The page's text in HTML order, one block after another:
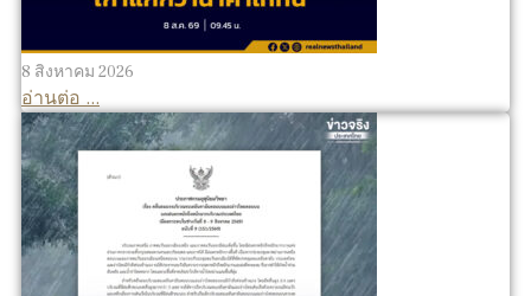
8 สิงหาคม 2026
อ่านต่อ ...